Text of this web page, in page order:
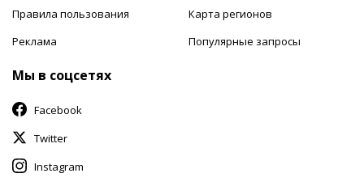
Правила пользования
Реклама
Карта регионов
Популярные запросы
Мы в соцсетях
Facebook
Twitter
Instagram